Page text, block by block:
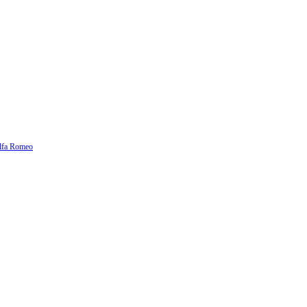
Romeo